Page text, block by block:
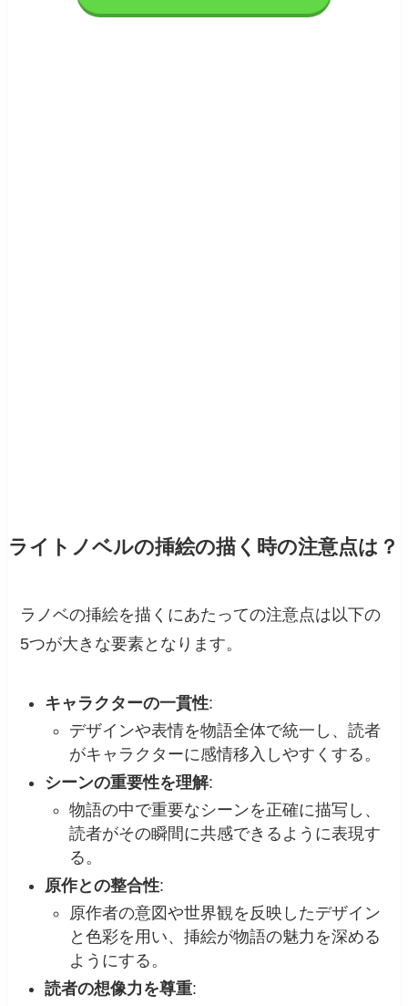
ライトノベルの挿絵の描く時の注意点は？
ラノベの挿絵を描くにあたっての注意点は以下の
5つが大きな要素となります。
キャラクターの一貫性:
デザインや表情を物語全体で統一し、読者
がキャラクターに感情移入しやすくする。
シーンの重要性を理解:
物語の中で重要なシーンを正確に描写し、
読者がその瞬間に共感できるように表現す
る。
原作との整合性:
原作者の意図や世界観を反映したデザイン
と色彩を用い、挿絵が物語の魅力を深める
ようにする。
読者の想像力を尊重: